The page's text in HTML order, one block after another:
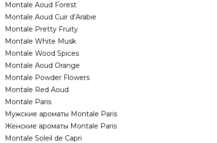
Montale Aoud Forest
Montale Aoud Cuir d’Arabie
Montale Pretty Fruity
Montale White Musk
Montale Wood Spices
Montale Aoud Orange
Montale Powder Flowers
Montale Red Aoud
Montale Paris
Мужские ароматы Montale Paris
Женские ароматы Montale Paris
Montale Soleil de Capri